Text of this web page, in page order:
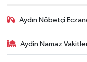
Aydın Nöbetçi
Aydin Namaz